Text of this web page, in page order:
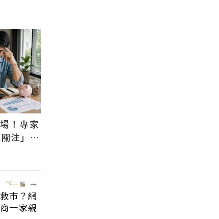
！專家
注」：
下一篇 →
市？網
一家親